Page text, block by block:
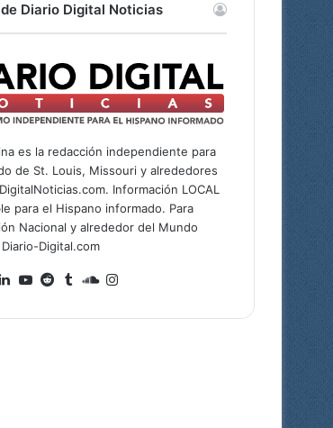
Diario Digital Noticias
es la redacción independiente para
de St. Louis, Missouri y alrededores
Información LOCAL
para el Hispano informado. Para
Nacional y alrededor del Mundo
Digital.com
X
Lin
dIn
Yo
ub
Re
t
Tu
lr
So
dCl ra